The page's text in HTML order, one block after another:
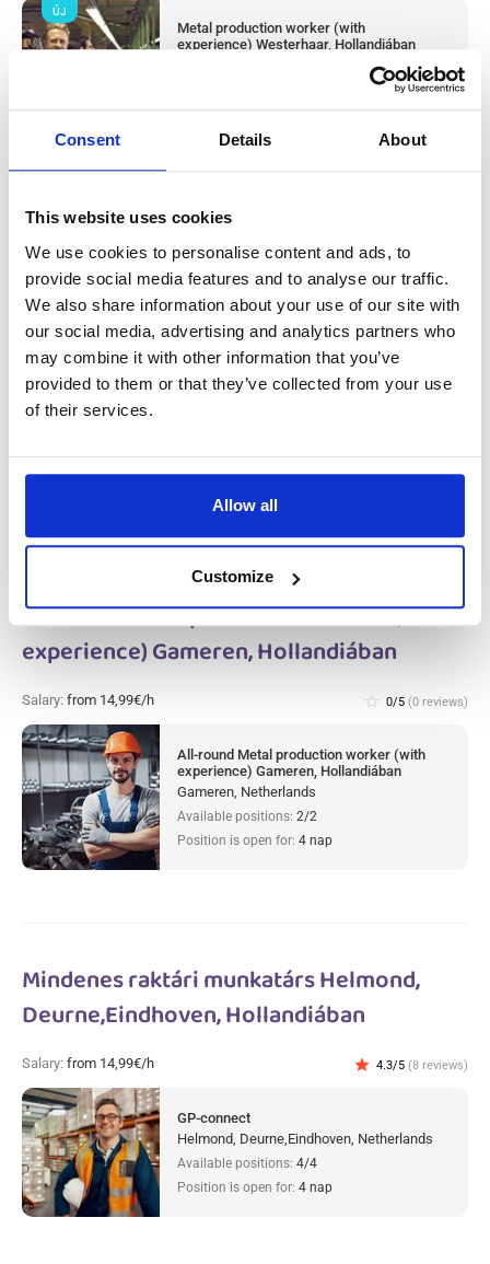
Consent Details About
This website uses cookies
We use cookies to personalise content and ads, to
provide social media features and to analyse our traffic.
We also share information about your use of our site with
our social media, advertising and analytics partners who
may combine it with other information that you’ve
provided to them or that they’ve collected from your use
of their services.
Allow all
Customize
Metal production worker (with
experience) Westerhaar, Hollandiában
Position is open for:3 nap
ÚJ
Húsüzemi termelési dolgozó & takarító
(tapasztalattal) Haarlem, Hollandiában
Salary:from 14,99€/h star_border 0/5(0 reviews)
Húsüzemi termelési dolgozó & takarító
Available positions:2/2
Position is open for:4 nap
All-round Metal production worker (with
experience) Gameren, Hollandiában
Salary: from 14,99€/h star_border 0/5 (0 reviews)
All-round Metal production worker (with
experience) Gameren, Hollandiában
Gameren, Netherlands
Available positions: 2/2
Position is open for: 4 nap
Mindenes raktári munkatárs Helmond,
Deurne,Eindhoven, Hollandiában
Salary: from 14,99€/h star 4.3/5 (8 reviews)
GP-connect
Helmond, Deurne,Eindhoven, Netherlands
Available positions: 4/4
Position is open for: 4 nap